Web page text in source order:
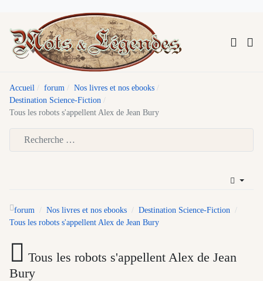
Accueil forum
Nos livres et nos ebooks
Destination Science-Fiction
Tous les robots s'appellent Alex de Jean Bury
forum Nos livres et nos ebooks
Destination Science-Fiction
Tous les robots s'appellent Alex de Jean Bury
Tous les robots s'appellent Alex de Jean
Bury